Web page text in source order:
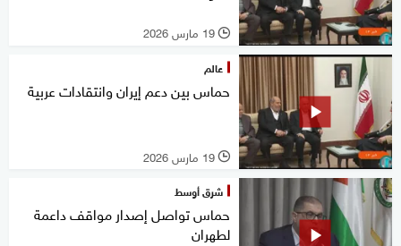
l 19 مارس 2026
عالم
حماس بين دعم إيران وانتقادات عربية
l 19 مارس 2026
شرق أوسط
حماس تواصل إصدار مواقف داعمة
لطهران